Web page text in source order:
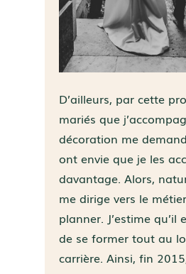
D’ailleurs, par cette
mariés que
décoration me
ont envie que je les
davantage. Alors,
me dirige vers le
planner. J’estime qu’il
de se former tout au
carrière. Ainsi, fin